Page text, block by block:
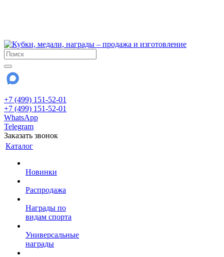
+7 (499) 151-52-01
+7 (499) 151-52-01
WhatsApp
Telegram
Заказать звонок
Каталог
Новинки
Распродажа
Награды по
видам спорта
Универсальные
награды